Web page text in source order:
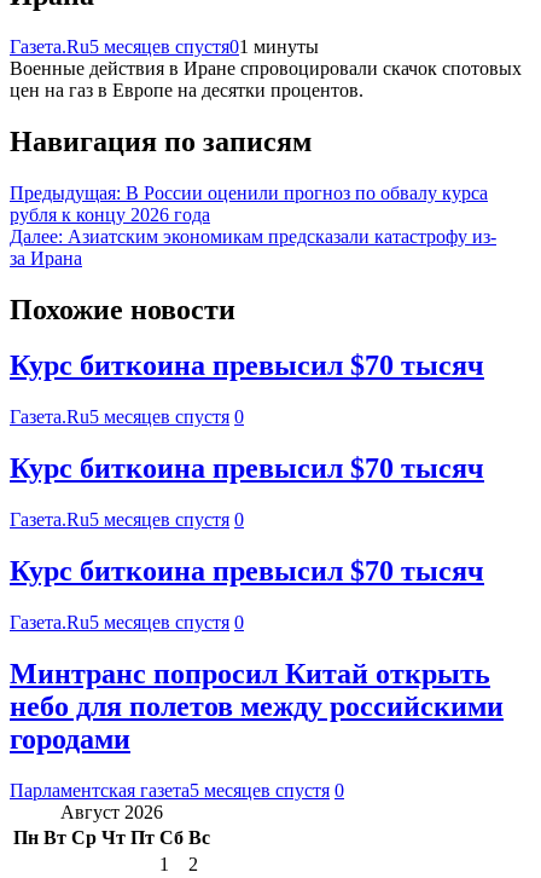
Газета.Ru5 месяцев спустя01 минуты
Военные действия в Иране спровоцировали скачок спотовых
цен на газ в Европе на десятки процентов.
Навигация по записям
Предыдущая: В России оценили прогноз по обвалу курса
рубля к концу 2026 года
Далее: Азиатским экономикам предсказали катастрофу из-
за Ирана
Похожие новости
Курс биткоина превысил $70 тысяч
Газета.Ru5 месяцев спустя 0
Курс биткоина превысил $70 тысяч
Газета.Ru5 месяцев спустя 0
Курс биткоина превысил $70 тысяч
Газета.Ru5 месяцев спустя 0
Минтранс попросил Китай открыть
небо для полетов между российскими
городами
Парламентская газета5 месяцев спустя 0
Август 2026
Пн Вт Ср Чт Пт Сб Вс
1
2